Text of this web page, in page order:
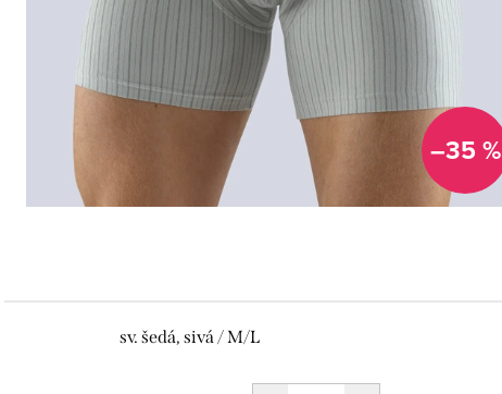
–35 %
sv. šedá, sivá / M/L